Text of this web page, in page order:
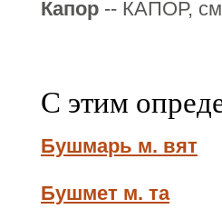
Капор -- КАПОР,
С этим
Бушмарь м. вят
Бушмет м. та